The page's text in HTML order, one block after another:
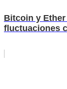
Bitcoin y
fluctuaciones